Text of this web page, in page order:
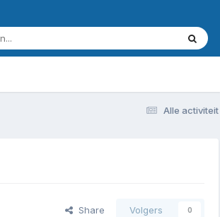
Alle activiteit
Share Volgers 0